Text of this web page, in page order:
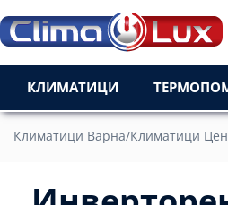
КЛИМАТИЦИ
Климатици Варна/Климатици